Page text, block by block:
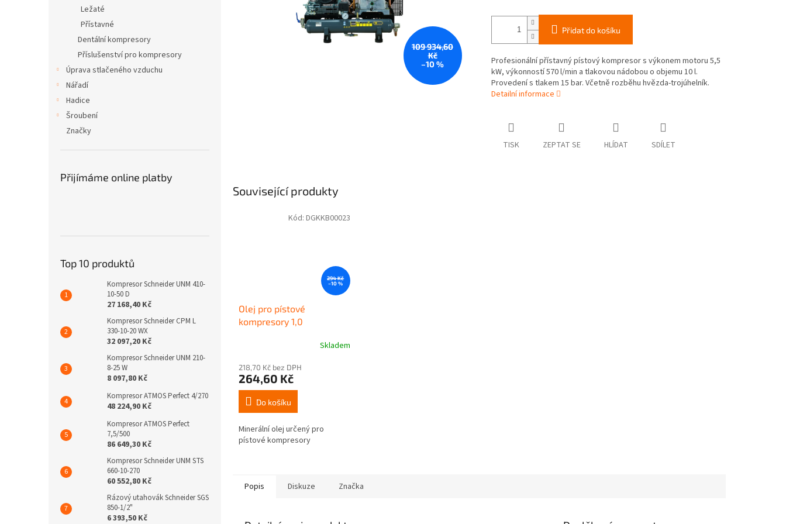
Ležaté
Přístavné
Dentální kompresory
Příslušenství pro kompresory
Úprava stlačeného vzduchu
Nářadí
Hadice
Šroubení
Značky
Přijímáme online platby
Top 10 produktů
Kompresor Schneider UNM 410-
10-50 D
27 168,40 Kč
Kompresor Schneider CPM L
330-10-20 WX
32 097,20 Kč
Kompresor Schneider UNM 210-
8-25 W
8 097,80 Kč
Kompresor ATMOS Perfect 4/270
48 224,90 Kč
Kompresor ATMOS Perfect
7,5/500
86 649,30 Kč
Kompresor Schneider UNM STS
660-10-270
60 552,80 Kč
Rázový utahovák Schneider SGS
850-1/2"
6 393,50 Kč
109 934,60
Kč
–10 %
Přidat do košíku
Profesionální přístavný pístový kompresor s výkonem motoru 5,5
kW, výkonností 570 l/min a tlakovou nádobou o objemu 10 l.
Provedení s tlakem 15 bar. Včetně rozběhu hvězda-trojúhelník.
Detailní informace
TISK ZEPTAT SE HLÍDAT SDÍLET
Související produkty
294 Kč
–10 %
Olej pro pístové
kompresory 1,0
Skladem
218,70 Kč bez DPH
264,60 Kč
Do košíku
Minerální olej určený pro
pístové kompresory
Kód: DGKKB00023
Popis Diskuze Značka